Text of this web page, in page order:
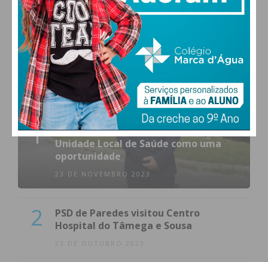
MAIS POPULARES
1
(VÍDEO) Carlos Alberto Silva vê
Unidade Local de Saúde como uma
oportunidade
23 DE NOVEMBRO 2023
2
PSD de Paredes visitou Centro
Hospital do Tâmega e Sousa
23 DE OUTUBRO 2023